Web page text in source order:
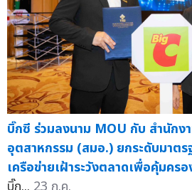
บิ๊กซี ร่วมลงนาม MOU กับ สำนัก
อุตสาหกรรม (สมอ.) ยกระดับมาตร
เครือข่ายเฝ้าระวังตลาดเพื่อคุ้มคร